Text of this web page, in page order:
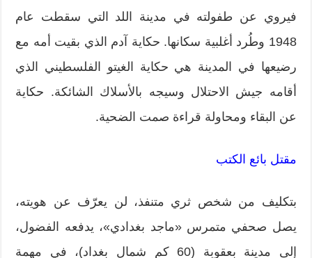
فيروي عن طفولته في مدينة اللد التي سقطت عام
1948 وطُرد أغلبية سكانها. حكاية آدم الذي بقيت أمه مع
رضيعها في المدينة هي حكاية الغيتو الفلسطيني الذي
أقامه جيش الاحتلال وسيجه بالأسلاك الشائكة. حكاية
عن البقاء ومحاولة قراءة صمت الضحية.
مقتل بائع الكتب
بتكليف من شخص ثري متنفذ، لن يعرّف عن هويته،
يصل صحفي متمرس «ماجد بغدادي»، يدفعه الفضول،
إلى مدينة بعقوبة (60 كم شمال بغداد)، في مهمة